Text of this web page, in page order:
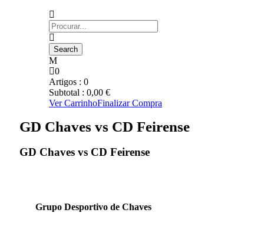
0
Artigos : 0
Subtotal : 0,00 €
Ver CarrinhoFinalizar Compra
GD Chaves vs CD Feirense
GD Chaves vs CD Feirense
Grupo Desportivo de Chaves